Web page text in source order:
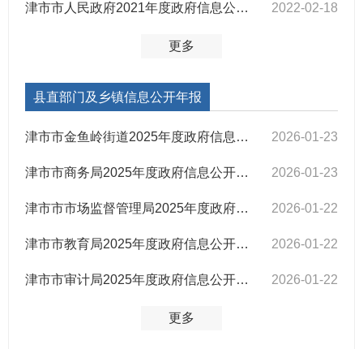
2022-02-18
津市市人民政府2021年度政府信息公开工作报告
更多
县直部门及乡镇信息公开年报
2026-01-23
津市市金鱼岭街道2025年度政府信息公开工作报告
2026-01-23
津市市商务局2025年度政府信息公开工作报告
2026-01-22
津市市市场监督管理局2025年度政府信息公开工作报告
2026-01-22
津市市教育局2025年度政府信息公开工作报告
2026-01-22
津市市审计局2025年度政府信息公开工作报告
更多